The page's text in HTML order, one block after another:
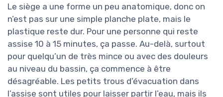
Le siège a une forme un peu anatomique, donc on
n’est pas sur une simple planche plate, mais le
plastique reste dur. Pour une personne qui reste
assise 10 à 15 minutes, ça passe. Au-delà, surtout
pour quelqu’un de très mince ou avec des douleurs
au niveau du bassin, ça commence à être
désagréable. Les petits trous d’évacuation dans
l’assise sont utiles pour laisser partir l’eau, mais ils